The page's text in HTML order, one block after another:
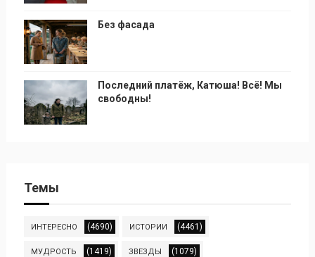
Без фасада
Последний платёж, Катюша! Всё! Мы
свободны!
Темы
ИНТЕРЕСНО (4690) ИСТОРИИ (4461)
МУДРОСТЬ (1419) ЗВЕЗДЫ (1079)